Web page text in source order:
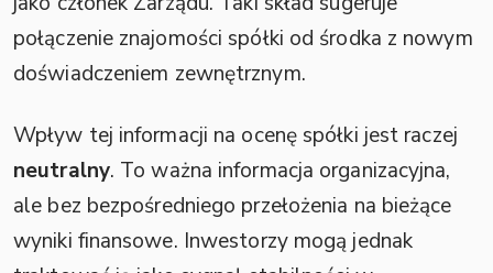
połączenie znajomości spółki od środka z nowym
doświadczeniem zewnętrznym.
Wpływ tej informacji na ocenę spółki jest raczej
neutralny. To ważna informacja organizacyjna,
ale bez bezpośredniego przełożenia na bieżące
wyniki finansowe. Inwestorzy mogą jednak